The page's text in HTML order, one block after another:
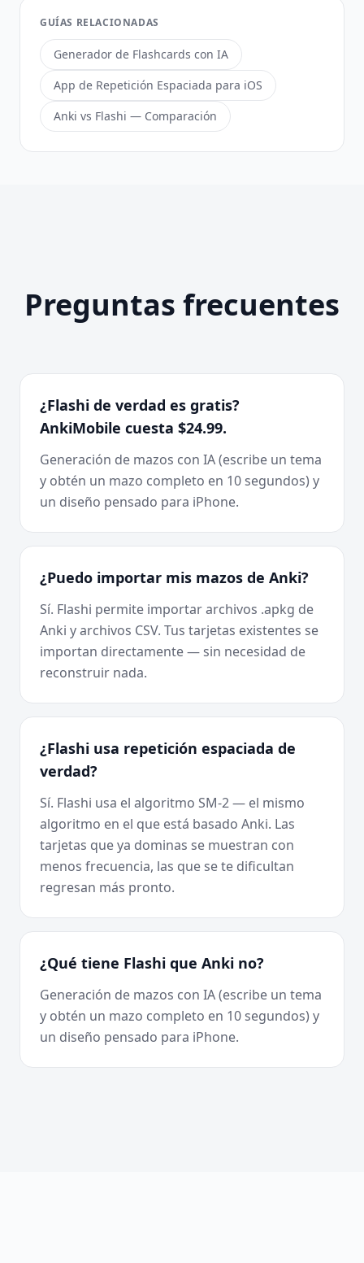
GUÍAS RELACIONADAS
Generador de Flashcards con IA
App de Repetición Espaciada para iOS
Anki vs Flashi — Comparación
Preguntas frecuentes
¿Flashi de verdad es gratis?
AnkiMobile cuesta $24.99.
Generación de mazos con IA (escribe un tema
y obtén un mazo completo en 10 segundos) y
un diseño pensado para iPhone.
¿Puedo importar mis mazos de Anki?
Sí. Flashi permite importar archivos .apkg de
Anki y archivos CSV. Tus tarjetas existentes se
importan directamente — sin necesidad de
reconstruir nada.
¿Flashi usa repetición espaciada de
verdad?
Sí. Flashi usa el algoritmo SM-2 — el mismo
algoritmo en el que está basado Anki. Las
tarjetas que ya dominas se muestran con
menos frecuencia, las que se te dificultan
regresan más pronto.
¿Qué tiene Flashi que Anki no?
Generación de mazos con IA (escribe un tema
y obtén un mazo completo en 10 segundos) y
un diseño pensado para iPhone.